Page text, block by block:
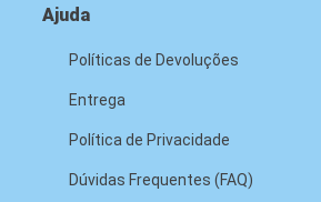
Ajuda
Políticas de Devoluções
Entrega
Política de Privacidade
Dúvidas Frequentes (FAQ)